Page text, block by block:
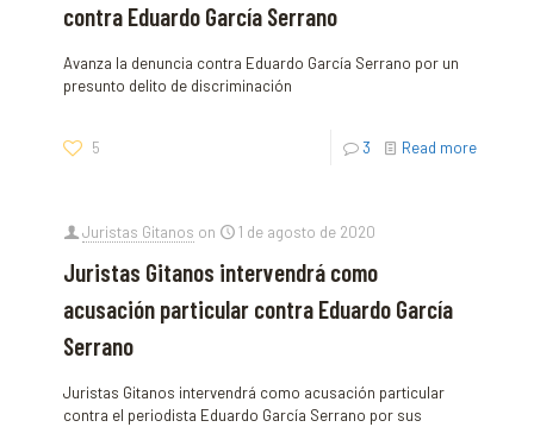
contra Eduardo García Serrano
Avanza la denuncia contra Eduardo García Serrano por un
presunto delito de discriminación
5 3 Read more
Juristas Gitanos on 1 de agosto de 2020
Juristas Gitanos intervendrá como
acusación particular contra Eduardo García
Serrano
Juristas Gitanos intervendrá como acusación particular
contra el periodista Eduardo García Serrano por sus